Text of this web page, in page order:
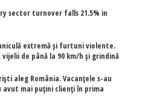
sector turnover falls 21.5% in
extremă și furtuni violente.
de până la 90 km/h și grindină
aleg România. Vacanțele s-au
mai puțini clienți în prima